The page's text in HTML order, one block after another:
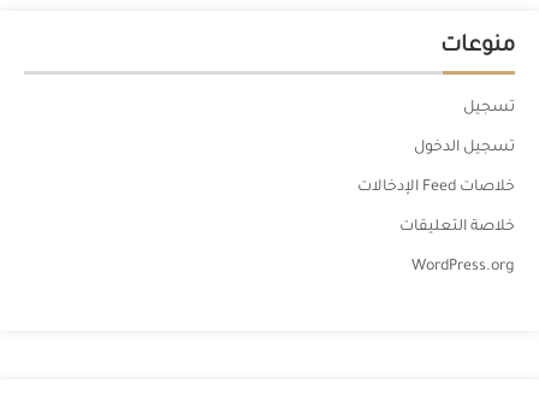
منوعات
تسجيل
تسجيل الدخول
خلاصات Feed الإدخالات
خلاصة التعليقات
WordPress.org